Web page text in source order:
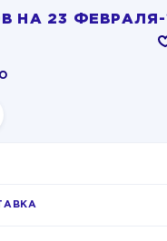
НА 23 ФЕВРАЛЯ-